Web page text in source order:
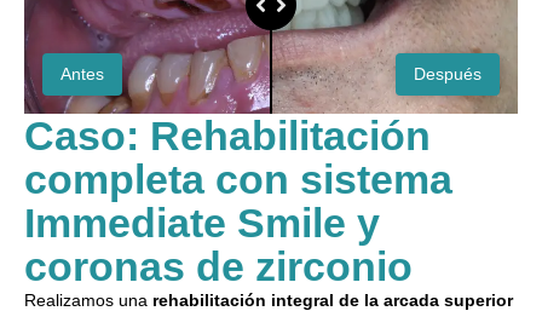
Antes Después
Caso: Rehabilitación
completa con sistema
Immediate Smile y
coronas de zirconio
Realizamos una rehabilitación integral de la arcada superior